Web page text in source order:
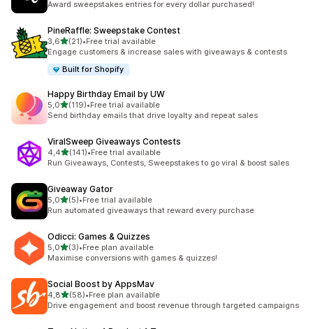
Award sweepstakes entries for every dollar purchased!
PineRaffle: Sweepstake Contest
3,6z 5 hvězd
(21)
Celkový počet recenzí: 21
•Free trial available
Engage customers & increase sales with giveaways & contests
Built for Shopify
Happy Birthday Email by UW
5,0z 5 hvězd
(119)
Celkový počet recenzí: 119
•Free trial available
Send birthday emails that drive loyalty and repeat sales
ViralSweep Giveaways Contests
4,4z 5 hvězd
(141)
Celkový počet recenzí: 141
•Free trial available
Run Giveaways, Contests, Sweepstakes to go viral & boost sales
Giveaway Gator
5,0z 5 hvězd
(5)
Celkový počet recenzí: 5
•Free trial available
Run automated giveaways that reward every purchase
Odicci: Games & Quizzes
5,0z 5 hvězd
(3)
Celkový počet recenzí: 3
•Free plan available
Maximise conversions with games & quizzes!
Social Boost by AppsMav
4,8z 5 hvězd
(58)
Celkový počet recenzí: 58
•Free plan available
Drive engagement and boost revenue through targeted campaigns